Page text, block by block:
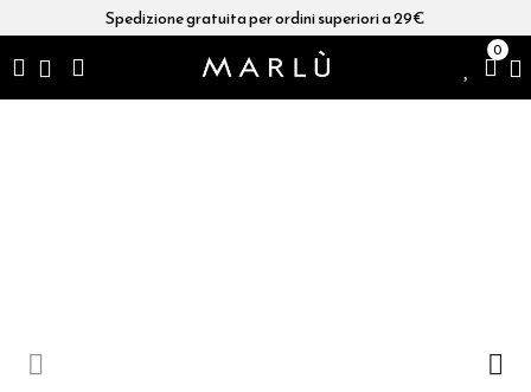
Spedizione gratuita per ordini superiori a 29€
0